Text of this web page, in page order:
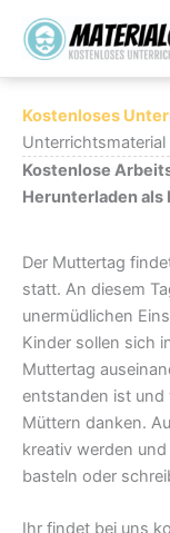
Inhalt
springen
Kostenloses
Kostenlose
Herunterladen als
Der Muttertag
statt. An diesem
unermüdlichen
Kinder sollen sich
Muttertag
entstanden ist und
Müttern danken.
kreativ werden
basteln oder
Ihr findet bei uns